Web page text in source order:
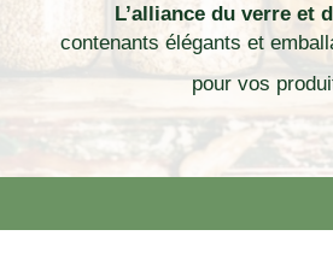
L’alliance du verre et
contenants élégants et
pour vos